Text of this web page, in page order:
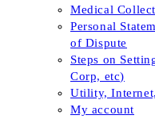
Medical
Personal
of Dispute
Steps on
Corp, etc)
Utility,
My account